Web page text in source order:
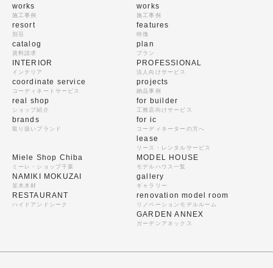
works
施工事例
resort
別荘
catalog
資料請求
works
施工事例
features
特徴
plan
プラン
INTERIOR
インテリア
coordinate service
コーディネートサービス
real shop
ショップ紹介
brands
取り扱いブランド
PROFESSIONAL
法人向けサービス
projects
納品事例
for builder
工務店向けサービス
for ic
コーディネーターの方へ
lease
リース・レンタルサービス
Miele Shop Chiba
ミーレ・ショップ千葉
NAMIKI MOKUZAI
並木木材
RESTAURANT
ハイドアンドシーク
MODEL HOUSE
モデルハウス一覧
gallery
ギャラリー
renovation model room
リノベーションモデルルーム
GARDEN ANNEX
ガーデンアネックス